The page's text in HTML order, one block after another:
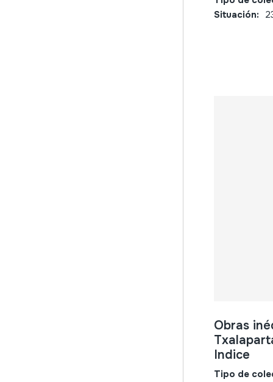
Situación:
Obras
Indice
Tipo de